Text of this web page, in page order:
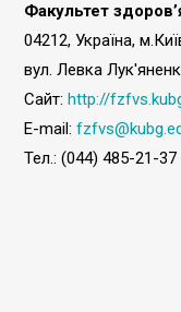
Факультет
04212, Україна,
вул. Левка
Сайт: http://
E-mail:
Тел.: (044) 485-21-37